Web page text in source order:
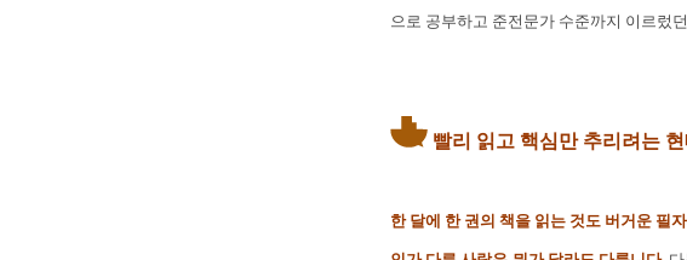
으로 공부하고 준전문가 수준까지 이르렀
빨리 읽고 핵심만 추리려는 현
한 달에 한 권의 책을 읽는 것도 버거운 필